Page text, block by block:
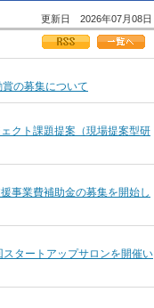
更新日 2026年07月08日
の募集について
クト課題提案（現場提案型研
事業費補助金の募集を開始し
スタートアップサロンを開催い